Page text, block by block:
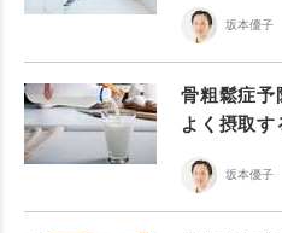
坂本優子
骨粗鬆症予
よく摂取す
坂本優子